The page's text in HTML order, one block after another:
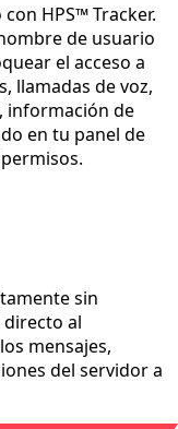
HPS™ Tracker.
de usuario
el acceso a
llamadas de voz,
información de
en tu panel de
sin
directo al
mensajes,
del servidor a